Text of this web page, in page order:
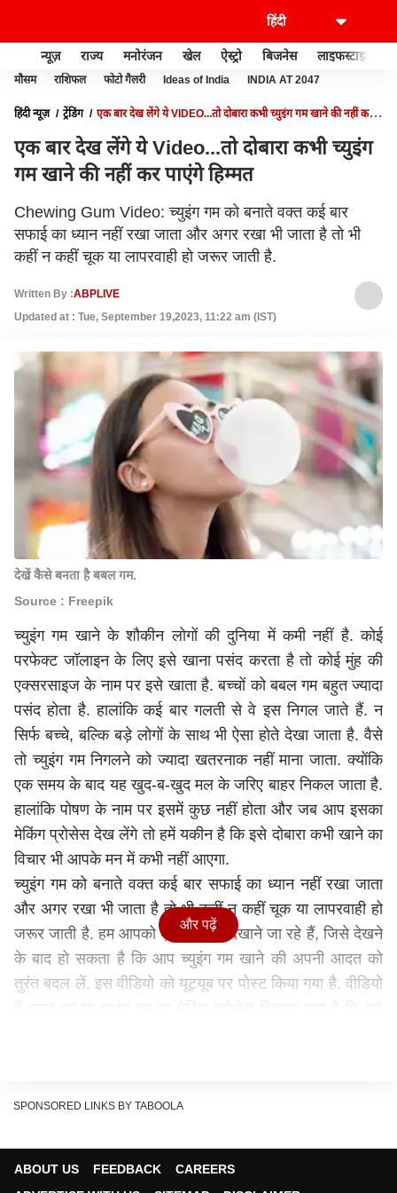
न्यूज़ राज्य मनोरंजन खेल ऐस्ट्रो बिजनेस लाइफस्टाइल
मौसम राशिफल फोटो गैलरी Ideas of India INDIA AT 2047
हिंदी न्यूज़ ट्रेंडिंग
एक बार देख लेंगे ये VIDEO...तो दोबारा कभी च्युइंग गम खाने की नहीं कर
एक बार देख लेंगे ये Video...तो दोबारा कभी च्युइंग
गम खाने की नहीं कर पाएंगे हिम्मत
Chewing Gum Video: च्युइंग गम को बनाते वक्त कई बार
सफाई का ध्यान नहीं रखा जाता और अगर रखा भी जाता है तो भी
कहीं न कहीं चूक या लापरवाही हो जरूर जाती है.
Written By :ABPLIVE
Updated at : Tue, September 19,2023, 11:22 am (IST)
देखें कैसे बनता है बबल गम.
Source : Freepik
च्युइंग गम खाने के शौकीन लोगों की दुनिया में कमी नहीं है. कोई
परफेक्ट जॉलाइन के लिए इसे खाना पसंद करता है तो कोई मुंह की
एक्सरसाइज के नाम पर इसे खाता है. बच्चों को बबल गम बहुत ज्यादा
पसंद होता है. हालांकि कई बार गलती से वे इस निगल जाते हैं. न
सिर्फ बच्चे, बल्कि बड़े लोगों के साथ भी ऐसा होते देखा जाता है. वैसे
तो च्युइंग गम निगलने को ज्यादा खतरनाक नहीं माना जाता. क्योंकि
एक समय के बाद यह खुद-ब-खुद मल के जरिए बाहर निकल जाता है.
हालांकि पोषण के नाम पर इसमें कुछ नहीं होता और जब आप इसका
मेकिंग प्रोसेस देख लेंगे तो हमें यकीन है कि इसे दोबारा कभी खाने का
विचार भी आपके मन में कभी नहीं आएगा.
च्युइंग गम को बनाते वक्त कई बार सफाई का ध्यान नहीं रखा जाता
और अगर रखा भी जाता है तो भी कहीं न कहीं चूक या लापरवाही हो
जरूर जाती है. हम आपको एक वीडियो दिखाने जा रहे हैं, जिसे देखने
के बाद हो सकता है कि आप च्युइंग गम खाने की अपनी आदत को
तुरंत बदल लें. इस वीडियो को यूट्यूब पर पोस्ट किया गया है. वीडियो
यहां देखें वीडियो...
और पढ़ें
SPONSORED LINKS BY TABOOLA
ABOUT US FEEDBACK
CAREERS